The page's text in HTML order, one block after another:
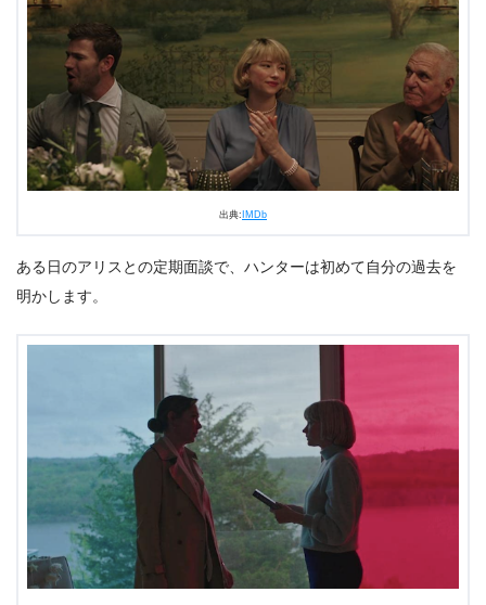
出典: IMDb
ある日のアリスとの定期面談で、ハンターは初めて自分の過去を
明かします。